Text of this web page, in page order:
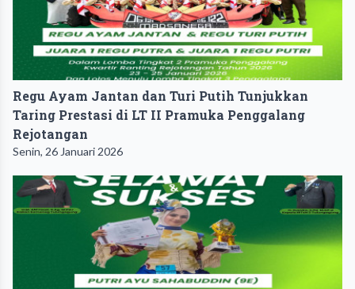
Regu Ayam Jantan dan Turi Putih Tunjukkan
Taring Prestasi di LT II Pramuka Penggalang
Rejotangan
Senin, 26 Januari 2026